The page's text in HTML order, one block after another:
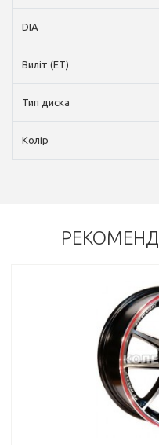
DIA
Виліт (ET)
Тип диска
Колір